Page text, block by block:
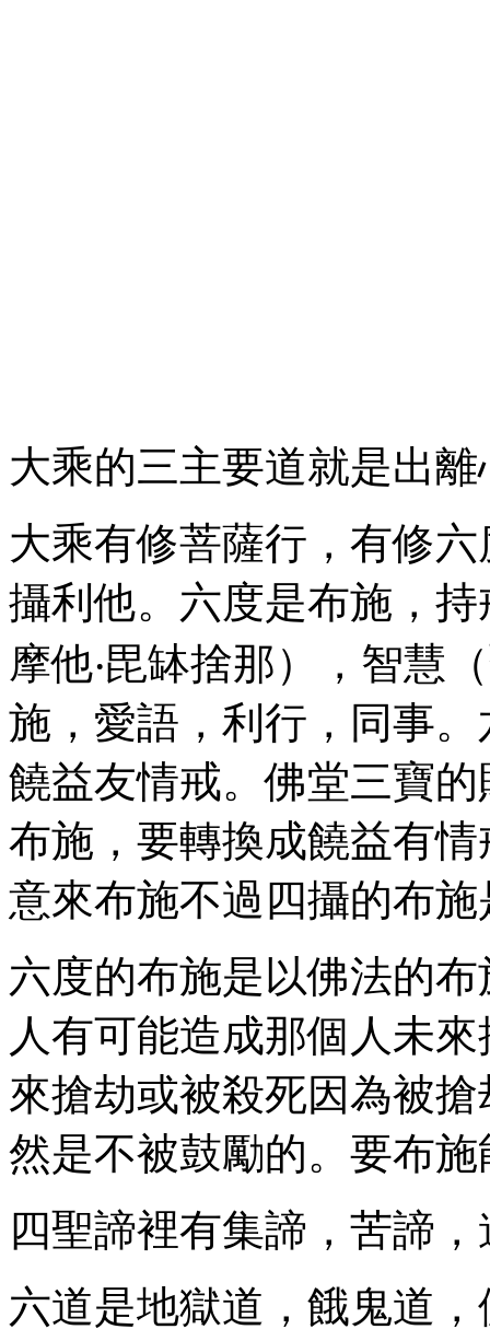
大乘的三主要道就是出
大乘有修菩薩行，有修
攝利他。六度是布施，
摩他‧毘缽捨那），智慧
施，愛語，利行，同事
饒益友情戒。佛堂三寶
布施，要轉換成饒益有
意來布施不過四攝的布
六度的布施是以佛法的
人有可能造成那個人未
來搶劫或被殺死因為被
然是不被鼓勵的。要布
四聖諦裡有集諦，苦諦
六道是地獄道，餓鬼道